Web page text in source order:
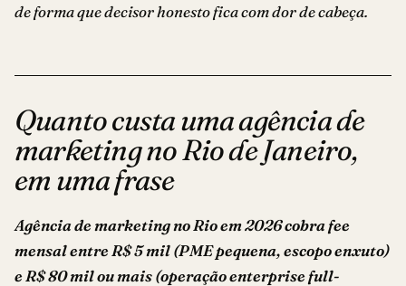
de forma que decisor honesto fica com dor de cabeça.
Quanto custa uma agência de
marketing no Rio de Janeiro,
em uma frase
Agência de marketing no Rio em 2026 cobra fee
mensal entre R$ 5 mil (PME pequena, escopo enxuto)
e R$ 80 mil ou mais (operação enterprise full-